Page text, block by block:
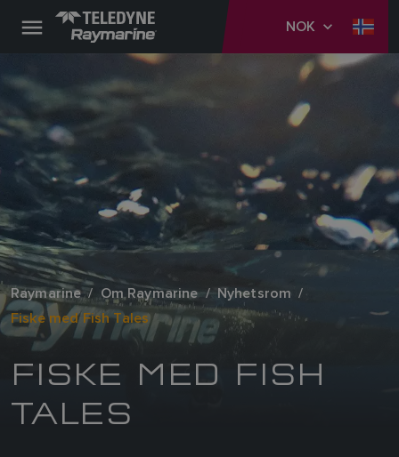
NOK
Raymarine Om Raymarine
Nyhetsrom
Fiske med Fish Tales
FISKE MED FISH
TALES